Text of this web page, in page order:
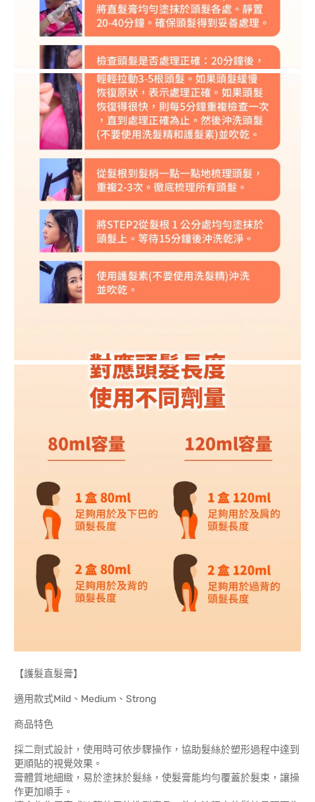
【護髮直髮膏】
適用款式Mild、Medium、Strong
商品特色
採二劑式設計，使用時可依步驟操作，協助髮絲於塑形過程中達到
更順貼的視覺效果。
膏體質地細緻，易於塗抹於髮絲，使髮膏能均勻覆蓋於髮束，讓操
作更加順手。